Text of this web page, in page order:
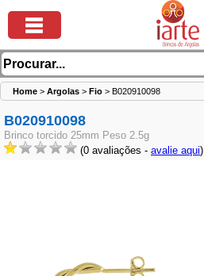
Home > Argolas > Fio > B020910098
B020910098
Brinco torcido 25mm Peso 2.5g
(0 avaliações - avalie aqui)